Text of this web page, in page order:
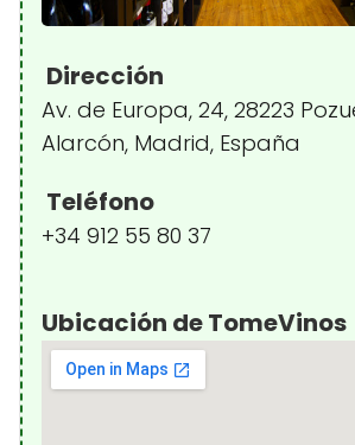
Dirección
Av. de Europa, 24, 28223
Alarcón, Madrid, España
Teléfono
+34 912 55 80 37
Ubicación de TomeVinos